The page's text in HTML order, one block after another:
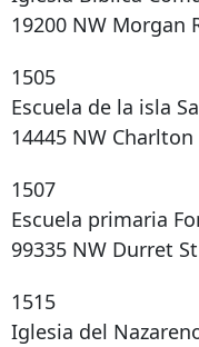
19200 NW Morgan
1505
Escuela de la isla
14445 NW Charlton
1507
Escuela primaria
99335 NW Durret St
1515
Iglesia del